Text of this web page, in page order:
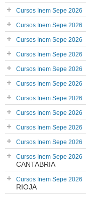
Cursos Inem Sepe 2026
Cursos Inem Sepe 2026
Cursos Inem Sepe 2026
Cursos Inem Sepe 2026
Cursos Inem Sepe 2026
Cursos Inem Sepe 2026
Cursos Inem Sepe 2026
Cursos Inem Sepe 2026
Cursos Inem Sepe 2026
Cursos Inem Sepe 2026
Cursos Inem Sepe 2026
CANTABRIA
Cursos Inem Sepe 2026
RIOJA